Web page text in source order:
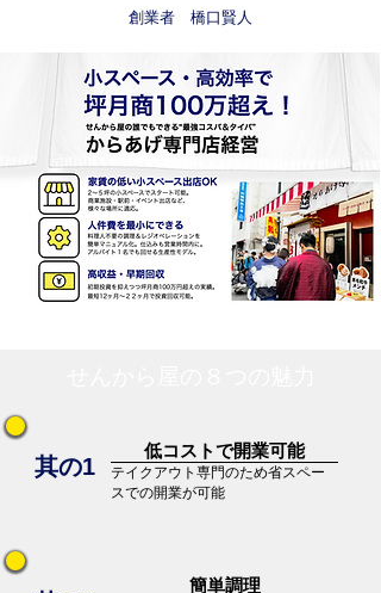
​創業者 橋口賢人
​其の1
低コストで開業可能
テイクアウト専門のため省スペー
スでの開業が可能
​簡単調理